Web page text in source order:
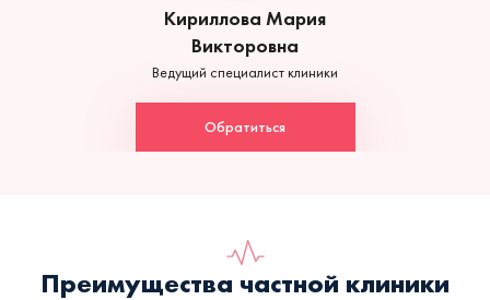
Кириллова Мария
Викторовна
Ведущий специалист клиники
Обратиться
Преимущества частной клиники